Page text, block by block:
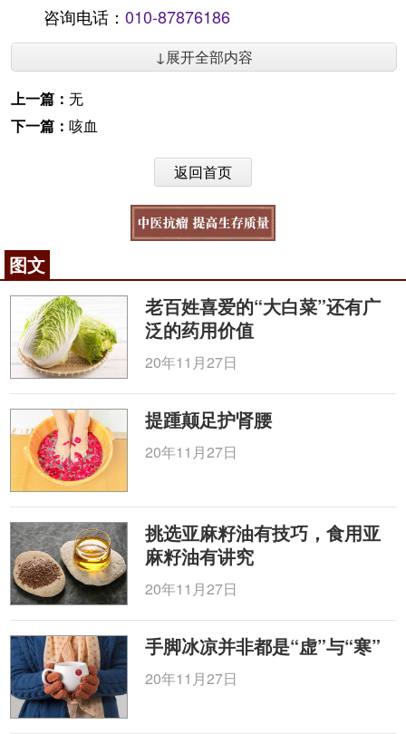
咨询电话： 010-87876186
↓展开全部内容
上一篇： 无
下一篇： 咳血
返回首页
图文
老百姓喜爱的“大白菜”还有广
泛的药用价值
20年11月27日
提踵颠足护肾腰
20年11月27日
挑选亚麻籽油有技巧，食用亚
麻籽油有讲究
20年11月27日
手脚冰凉并非都是“虚”与“寒”
20年11月27日